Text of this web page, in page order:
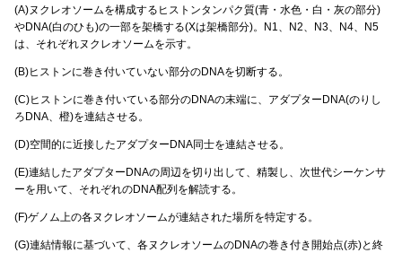
(A)ヌクレオソームを構成するヒストンタンパク質(青・水色・白・灰の部分)
やDNA(白のひも)の一部を架橋する(Xは架橋部分)。N1、N2、N3、N4、N5
は、それぞれヌクレオソームを示す。
(B)ヒストンに巻き付いていない部分のDNAを切断する。
(C)ヒストンに巻き付いている部分のDNAの末端に、アダプターDNA(のりし
ろDNA、橙)を連結させる。
(D)空間的に近接したアダプターDNA同士を連結させる。
(E)連結したアダプターDNAの周辺を切り出して、精製し、次世代シーケンサ
ーを用いて、それぞれのDNA配列を解読する。
(F)ゲノム上の各ヌクレオソームが連結された場所を特定する。
(G)連結情報に基づいて、各ヌクレオソームのDNAの巻き付き開始点(赤)と終